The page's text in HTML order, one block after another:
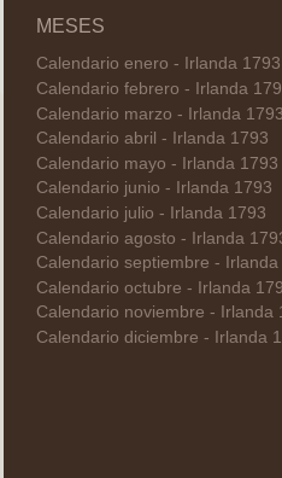
MESES
Calendario enero - Irlanda 1793
Calendario febrero - Irlanda
Calendario marzo - Irlanda 1793
Calendario abril - Irlanda 1793
Calendario mayo - Irlanda 1793
Calendario junio - Irlanda 1793
Calendario julio - Irlanda 1793
Calendario agosto - Irlanda
Calendario septiembre - Irlanda
Calendario octubre - Irlanda
Calendario noviembre - Irlanda
Calendario diciembre - Irlanda